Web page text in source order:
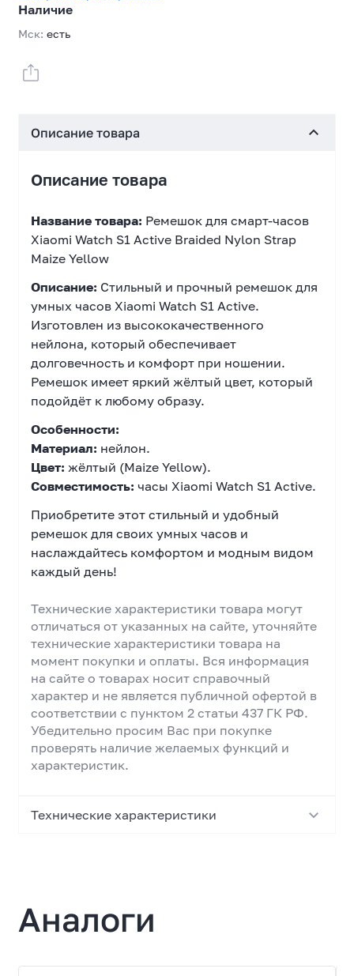
Наличие
Мск:есть
Описание товара
Описание товара
Название товара: Ремешок для смарт-часов
Xiaomi Watch S1 Active Braided Nylon Strap
Maize Yellow
Описание: Стильный и прочный ремешок для
умных часов Xiaomi Watch S1 Active.
Изготовлен из высококачественного
нейлона, который обеспечивает
долговечность и комфорт при ношении.
Ремешок имеет яркий жёлтый цвет, который
подойдёт к любому образу.
Особенности:
Материал: нейлон.
Цвет: жёлтый (Maize Yellow).
Совместимость: часы Xiaomi Watch S1 Active.
Приобретите этот стильный и удобный
ремешок для своих умных часов и
наслаждайтесь комфортом и модным видом
каждый день!
Технические характеристики товара могут
отличаться от указанных на сайте, уточняйте
технические характеристики товара на
момент покупки и оплаты. Вся информация
на сайте о товарах носит справочный
характер и не является публичной офертой в
соответствии с пунктом 2 статьи 437 ГК РФ.
Убедительно просим Вас при покупке
проверять наличие желаемых функций и
характеристик.
Технические характеристики
Ремешок (браслет)
Аналоги